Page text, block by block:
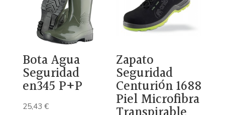
Bota Agua
Seguridad
en345 P+P
25,43 €
Zapato
Seguridad
Centurión 1688
Piel Microfibra